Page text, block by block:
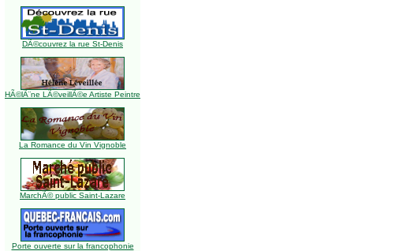
DÃ©couvrez la rue St-Denis
HÃ©lÃ¨ne LÃ©veillÃ©e Artiste Peintre
La Romance du Vin Vignoble
MarchÃ© public Saint-Lazare
Porte ouverte sur la francophonie